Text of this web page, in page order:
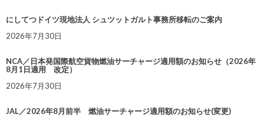
にしてつドイツ現地法人 シュツットガルト事務所移転のご案内
2026年7月30日
NCA／日本発国際航空貨物燃油サーチャージ適用額のお知らせ（2026年
8月1日適用 改定）
2026年7月30日
JAL／2026年8月前半 燃油サーチャージ適用額のお知らせ(変更)